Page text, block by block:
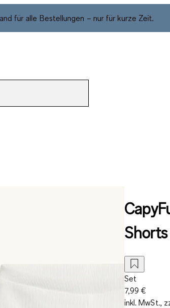
für alle Bestellungen – nur für kurze Zeit.
Set
7,99 €
inkl. MwSt.,